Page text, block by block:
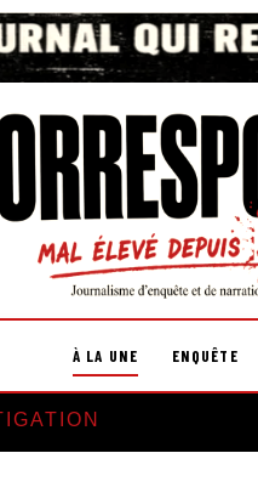
À LA UNE ENQUÊTE